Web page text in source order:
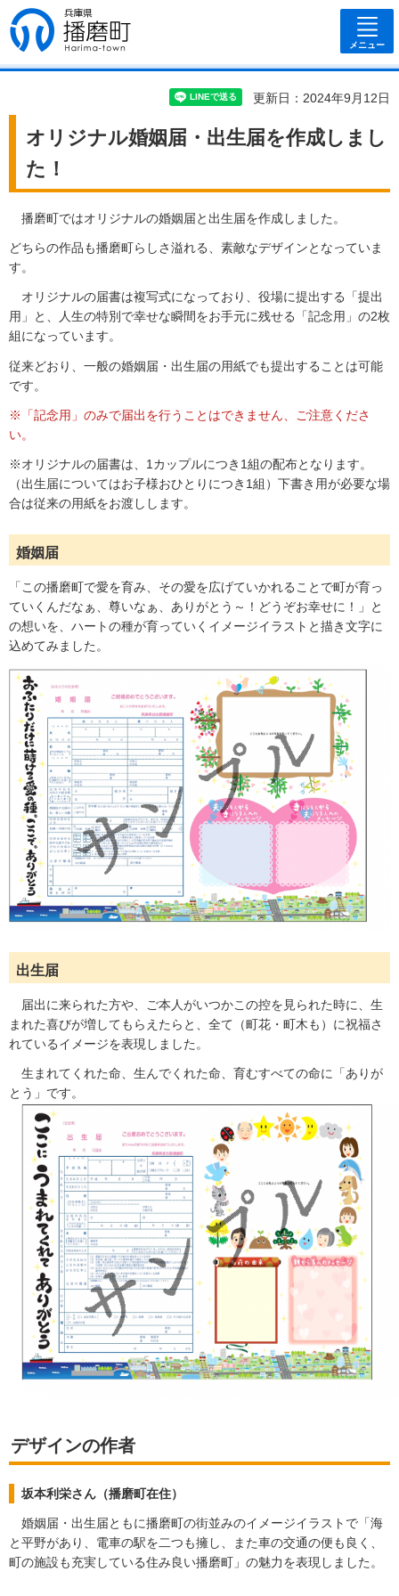
兵庫県 播磨
町
メニュー
更新日：2024年9月12日
オリジナル婚姻届・出生届を作成しまし
た！
播磨町ではオリジナルの婚姻届と出生届を作成しました。
どちらの作品も播磨町らしさ溢れる、素敵なデザインとなっていま
す。
オリジナルの届書は複写式になっており、役場に提出する「提出
用」と、人生の特別で幸せな瞬間をお手元に残せる「記念用」の2枚
組になっています。
従来どおり、一般の婚姻届・出生届の用紙でも提出することは可能
です。
※「記念用」のみで届出を行うことはできません、ご注意くださ
い。
※オリジナルの届書は、1カップルにつき1組の配布となります。
（出生届についてはお子様おひとりにつき1組）下書き用が必要な場
合は従来の用紙をお渡しします。
婚姻届
「この播磨町で愛を育み、その愛を広げていかれることで町が育っ
ていくんだなぁ、尊いなぁ、ありがとう～！どうぞお幸せに！」と
の想いを、ハートの種が育っていくイメージイラストと描き文字に
込めてみました。
出生届
届出に来られた方や、ご本人がいつかこの控を見られた時に、生
まれた喜びが増してもらえたらと、全て（町花・町木も）に祝福さ
れているイメージを表現しました。
生まれてくれた命、生んでくれた命、育むすべての命に「ありが
とう」です。
デザインの作者
坂本利栄さん（播磨町在住）
婚姻届・出生届ともに播磨町の街並みのイメージイラストで「海
と平野があり、電車の駅を二つも擁し、また車の交通の便も良く、
町の施設も充実している住み良い播磨町」の魅力を表現しました。